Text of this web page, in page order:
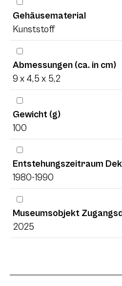
Gehäusematerial
Kunststoff
Abmessungen (ca. in cm)
9 x 4,5 x 5,2
Gewicht (g)
100
Entstehungszeitraum
1980-1990
Museumsobjekt
2025